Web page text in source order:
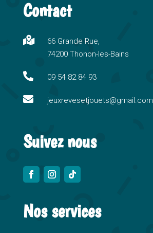
e
n
a
i
e
Contact

66 Grande Rue,
74200 Thonon-les-Bains
 09 54 82 84 93
 jeuxrevesetjouets@gmail.com
Suivez nous
Nos services